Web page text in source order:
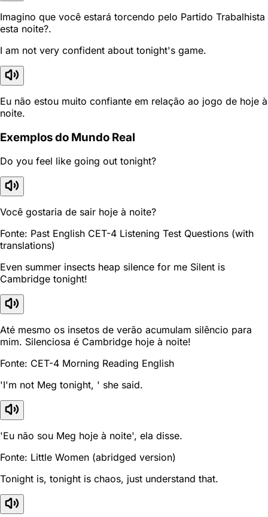
Imagino que você estará torcendo pelo Partido Trabalhista
esta noite?.
I am not very confident about tonight's game.
Eu não estou muito confiante em relação ao jogo de hoje à
noite.
Exemplos do Mundo Real
Do you feel like going out tonight?
Você gostaria de sair hoje à noite?
Fonte: Past English CET-4 Listening Test Questions (with
translations)
Even summer insects heap silence for me Silent is
Cambridge tonight!
Até mesmo os insetos de verão acumulam silêncio para
mim. Silenciosa é Cambridge hoje à noite!
Fonte: CET-4 Morning Reading English
'I'm not Meg tonight, ' she said.
'Eu não sou Meg hoje à noite', ela disse.
Fonte: Little Women (abridged version)
Tonight is, tonight is chaos, just understand that.